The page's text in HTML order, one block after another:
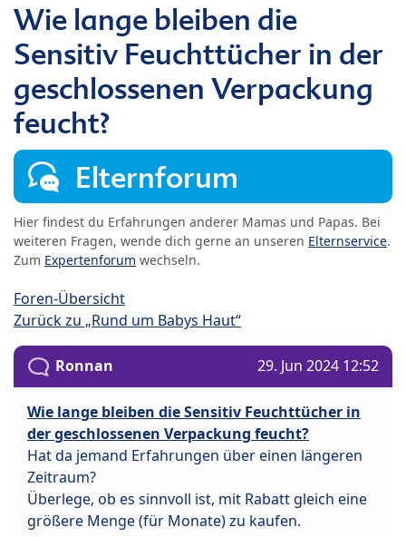
Wie lange bleiben die
Sensitiv Feuchttücher in der
geschlossenen Verpackung
feucht?
Elternforum
Hier findest du Erfahrungen anderer Mamas und Papas. Bei
weiteren Fragen, wende dich gerne an unseren Elternservice.
Zum Expertenforum wechseln.
Foren-Übersicht
Zurück zu „Rund um Babys Haut“
Ronnan 29. Jun 2024 12:52
Wie lange bleiben die Sensitiv Feuchttücher in
der geschlossenen Verpackung feucht?
Hat da jemand Erfahrungen über einen längeren
Zeitraum?
Überlege, ob es sinnvoll ist, mit Rabatt gleich eine
größere Menge (für Monate) zu kaufen.